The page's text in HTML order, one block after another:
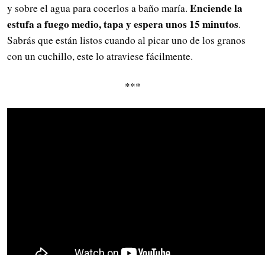
y sobre el agua para cocerlos a baño maría. Enciende la
estufa a fuego medio, tapa y espera unos 15 minutos.
Sabrás que están listos cuando al picar uno de los granos
con un cuchillo, este lo atraviese fácilmente.
***